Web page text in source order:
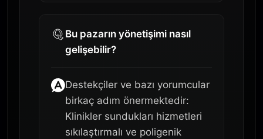
Bu pazarın yönetişimi nasıl
gelişebilir?
Destekçiler ve bazı yorumcular
birkaç adım önermektedir:
Klinikler sundukları hizmetleri
sıkılaştırmalı ve poligenik